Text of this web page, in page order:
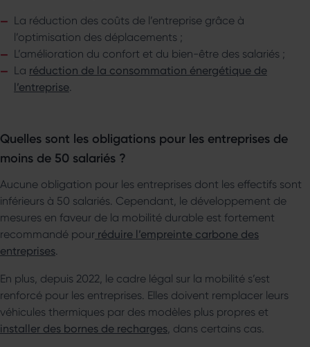
La réduction des coûts de l’entreprise grâce à
l’optimisation des déplacements ;
L’amélioration du confort et du bien-être des salariés ;
La réduction de la consommation énergétique de
l’entreprise
Quelles sont les obligations pour les entreprises de
moins de 50 salariés ?
Aucune obligation pour les entreprises dont les effectifs sont
inférieurs à 50 salariés. Cependant, le développement de
mesures en faveur de la mobilité durable est fortement
recommandé pour réduire l’empreinte carbone des
entreprises
En plus, depuis 2022, le cadre légal sur la mobilité s’est
renforcé pour les entreprises. Elles doivent remplacer leurs
véhicules thermiques par des modèles plus propres et
installer des bornes de recharges , dans certains cas.